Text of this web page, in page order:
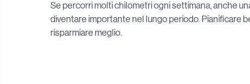
Se percorri molti chilometri ogni settimana, anche
diventare importante nel lungo periodo. Pianificare
risparmiare meglio.